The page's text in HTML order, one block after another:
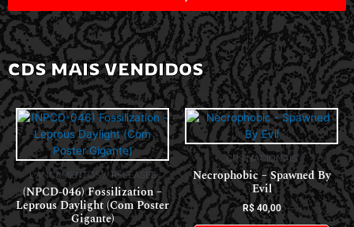
CDS MAIS VENDIDOS
LANÇAMENTOS // RELEASES
(NPCD-046) Fossilization –
Leprous Daylight (Com Poster
Gigante)
CDS NACIONAIS
Necrophobic – Spawned By
Evil
R$40,00